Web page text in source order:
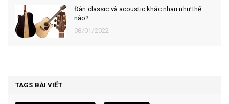
Đàn classic và acoustic khác nhau như thế
nào?
08/01/2022
TAGS BÀI VIẾT